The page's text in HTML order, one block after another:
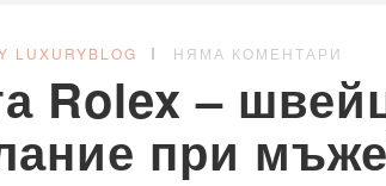
LUXURYBLOG НЯМА КОМЕНТАРИ
Rolex –
при